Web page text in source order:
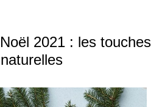
2021 : les touches
naturelles